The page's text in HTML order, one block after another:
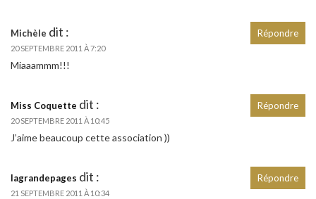
Michèle dit :
20 SEPTEMBRE 2011 À 7:20
Miaaammm!!!
Répondre
Miss Coquette dit :
20 SEPTEMBRE 2011 À 10:45
J’aime beaucoup cette association ))
Répondre
lagrandepages dit :
21 SEPTEMBRE 2011 À 10:34
Répondre